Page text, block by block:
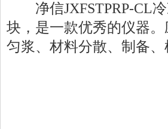
净信JXFSTPRP-CL冷
块，是一款优秀的仪器
匀浆、材料分散、制备